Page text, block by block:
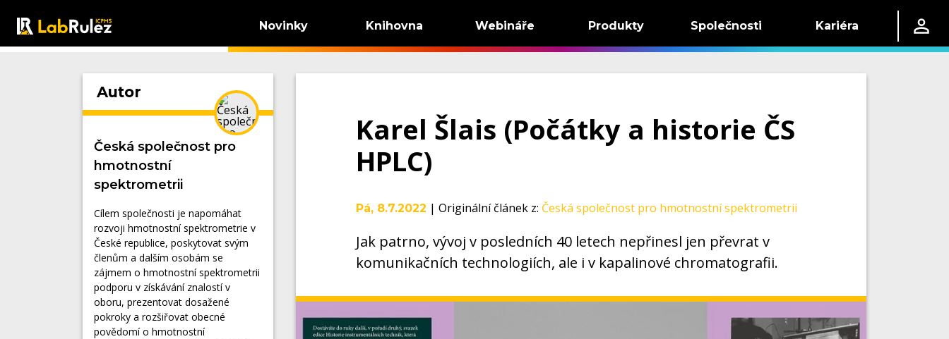
Novinky Knihovna Webináře Produkty Společnosti Kariéra
Autor
Česká společnost pro
hmotnostní
spektrometrii
Cílem společnosti je napomáhat
rozvoji hmotnostní spektrometrie v
České republice, poskytovat svým
členům a dalším osobám se
zájmem o hmotnostní spektrometrii
podporu v získávání znalostí v
oboru, prezentovat dosažené
pokroky a rozšiřovat obecné
povědomí o hmotnostní
Karel Šlais (Počátky a historie ČS
HPLC)
Pá, 8.7.2022 | Originální článek z: Česká společnost pro hmotnostní spektrometrii
Jak patrno, vývoj v posledních 40 letech nepřinesl jen převrat v
komunikačních technologiích, ale i v kapalinové chromatografii.